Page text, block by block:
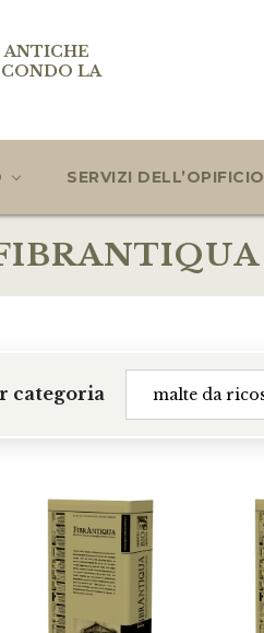
ANTICHE
LA
SERVIZI DELL’OPIFICIO
categoria